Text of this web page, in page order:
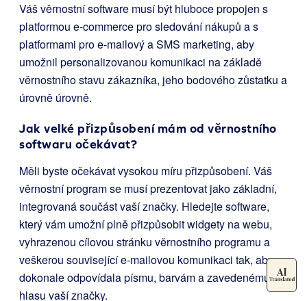
Váš věrnostní software musí být hluboce propojen s
platformou e-commerce pro sledování nákupů a s
platformami pro e-mailový a SMS marketing, aby
umožnil personalizovanou komunikaci na základě
věrnostního stavu zákazníka, jeho bodového zůstatku a
úrovně úrovně.
Jak velké přizpůsobení mám od věrnostního
softwaru očekávat?
Měli byste očekávat vysokou míru přizpůsobení. Váš
věrnostní program se musí prezentovat jako základní,
integrovaná součást vaší značky. Hledejte software,
který vám umožní plně přizpůsobit widgety na webu,
vyhrazenou cílovou stránku věrnostního programu a
veškerou související e-mailovou komunikaci tak, aby
dokonale odpovídala písmu, barvám a zavedenému
hlasu vaší značky.